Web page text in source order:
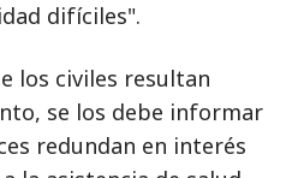
difíciles".
los civiles resultan
se los debe informar
redundan en interés